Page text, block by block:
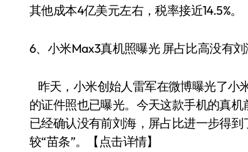
其他成本4亿美元左右，税率接近14.5%。
6、小米Max3真机照曝光 屏占比高没有
昨天，小米创始人雷军在微博曝光了小
的证件照也已曝光。今天这款手机的真
已经确认没有前刘海，屏占比进一步得
较“苗条”。【点击详情】